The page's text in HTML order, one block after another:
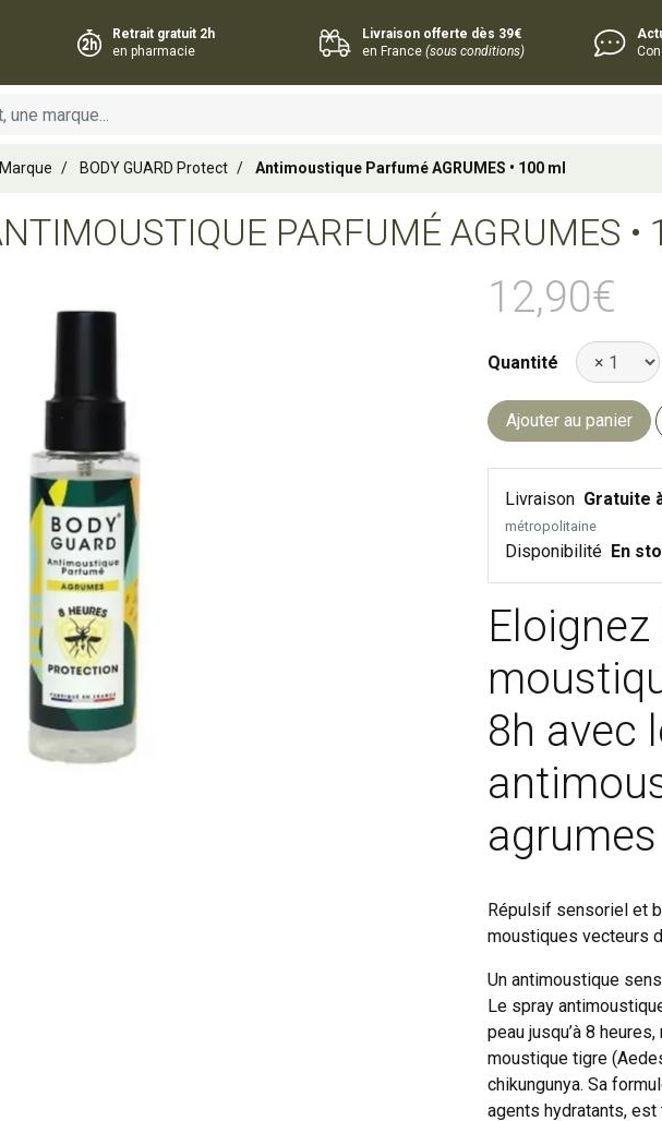
Retrait gratuit 2h
en pharmacie
Livraison offerte dès 39€
en France(sous conditions)
Marque BODY GUARD Protect Antimoustique Parfumé AGRUMES • 100 ml
PARFUMÉ AGRUMES •
12,90€
Quantité
Ajouter au panier
Livraison Gratuite
métropolitaine
Disponibilité En
Eloignez
8h avec
agrumes
Répulsif sensoriel et
moustiques vecteurs
Un antimoustique
Le spray
peau jusqu’à 8
moustique tigre
chikungunya. Sa
agents hydratants,